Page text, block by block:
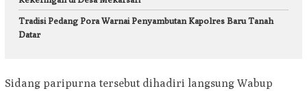
Tradisi Pedang Pora Warnai Penyambutan Kapolres Baru Tanah
Datar
Sidang paripurna tersebut dihadiri langsung Wabup